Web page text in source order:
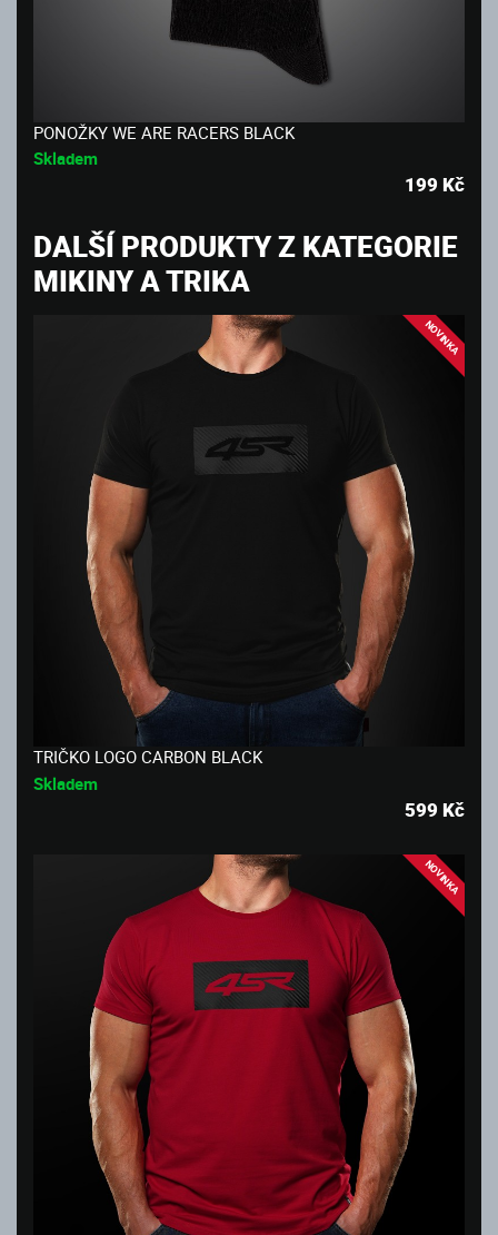
PONOŽKY WE ARE RACERS BLACK
Skladem
199 Kč
DALŠÍ PRODUKTY Z KATEGORIE
MIKINY A TRIKA
NOVINKA
TRIČKO LOGO CARBON BLACK
Skladem
599 Kč
NOVINKA